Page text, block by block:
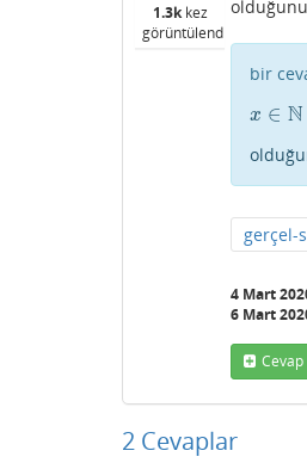
1.3kkez
görüntülendi
bir
x ∈ N
x
gerçel-
4 Mart
6 Mart
Cevap
2 Cevaplar